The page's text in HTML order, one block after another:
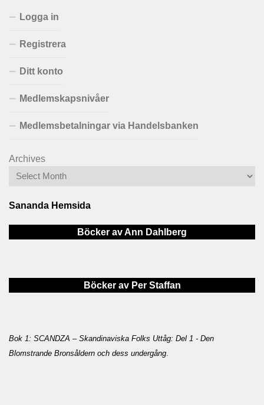
Logga in
Registrera
Ditt konto
Medlemskapsnivåer
Medlemsbetalningar via Handelsbanken
Archives
Sananda Hemsida
Böcker av Ann Dahlberg
Böcker av Per Staffan
Bok 1: SCANDZA – Skandinaviska Folks Uttåg: Del 1 - Den
Blomstrande Bronsåldern och dess undergång